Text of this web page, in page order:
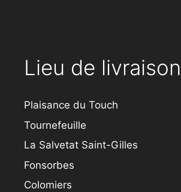
Lieu de livraison
Plaisance du Touch
Tournefeuille
La Salvetat Saint-Gilles
Fonsorbes
Colomiers